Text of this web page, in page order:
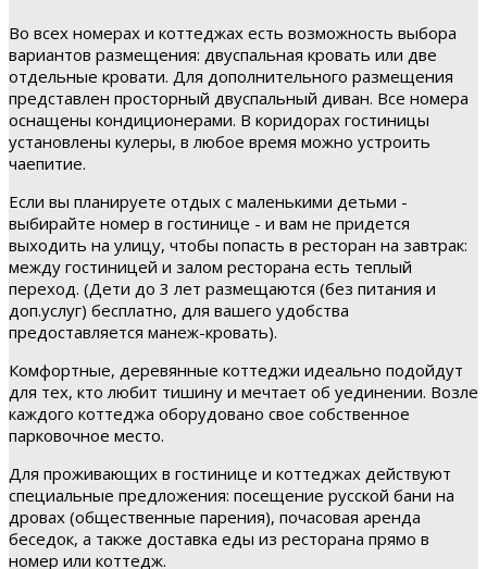
Во всех номерах и коттеджах есть возможность выбора
вариантов размещения: двуспальная кровать или две
отдельные кровати. Для дополнительного размещения
представлен просторный двуспальный диван. Все номера
оснащены кондиционерами. В коридорах гостиницы
установлены кулеры, в любое время можно устроить
чаепитие.
Если вы планируете отдых с маленькими детьми -
выбирайте номер в гостинице - и вам не придется
выходить на улицу, чтобы попасть в ресторан на завтрак:
между гостиницей и залом ресторана есть теплый
переход. (Дети до 3 лет размещаются (без питания и
доп.услуг) бесплатно, для вашего удобства
предоставляется манеж-кровать).
Комфортные, деревянные коттеджи идеально подойдут
для тех, кто любит тишину и мечтает об уединении. Возле
каждого коттеджа оборудовано свое собственное
парковочное место.
Для проживающих в гостинице и коттеджах действуют
специальные предложения: посещение русской бани на
дровах (общественные парения), почасовая аренда
беседок, а также доставка еды из ресторана прямо в
номер или коттедж.